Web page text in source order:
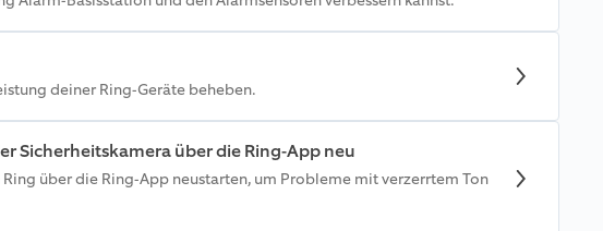
deiner Ring-Geräte beheben.
Sicherheitskamera über die Ring-App neu
über die Ring-App neustarten, um Probleme mit verzerrtem Ton